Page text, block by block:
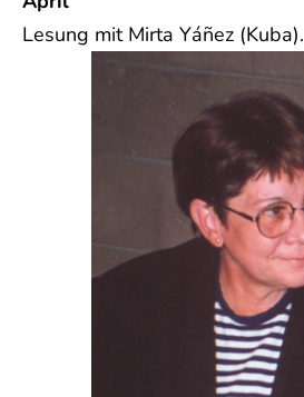
Lesung mit Mirta Yáñez (Kuba).